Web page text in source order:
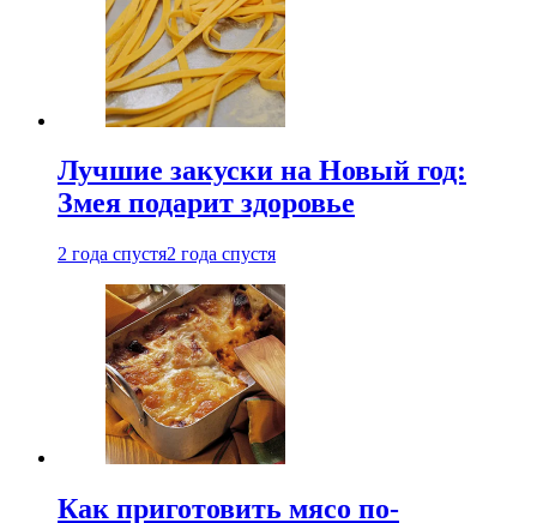
Лучшие закуски на Новый год:
Змея подарит здоровье
2 года спустя2 года спустя
Как приготовить мясо по-